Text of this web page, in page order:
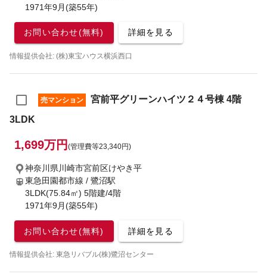
1971年9月(築55年)
お問い合わせ(無料) 詳細を見る
情報提供会社: (株)東宝ハウス横浜西口
売マンション
宮前平グリーンハイツ２４号棟 4階
3LDK
1,699万円 (管理費等23,340円)
神奈川県川崎市宮前区けやき平
東急田園都市線 / 鷺沼駅
3LDK(75.84㎡) 5階建/4階
1971年9月(築55年)
お問い合わせ(無料) 詳細を見る
情報提供会社: 東急リバブル(株)鷺沼センター